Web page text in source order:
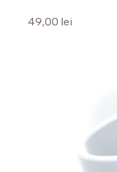
49,00 lei